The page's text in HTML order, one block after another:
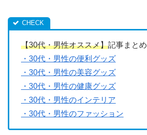
【30代・男性オススメ】記事まとめ
・30代・男性の便利グッズ
・30代・男性の美容グッズ
・30代・ 男性の健康グッズ
・30代・男性のインテリア
・30代・男性のファッション